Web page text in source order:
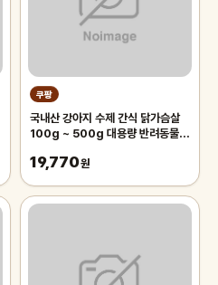
쿠팡
국내산 강아지 수제 간식 닭가슴살
100g ~ 500g 대용량 반려동물
개
19,770원